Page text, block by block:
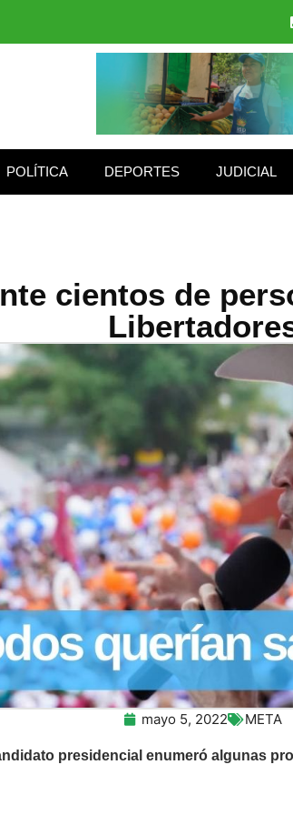
POLÍTICA DEPORTES JUDICIAL
cientos de
mayo 5, 2022 META
presidencial enumeró algunas